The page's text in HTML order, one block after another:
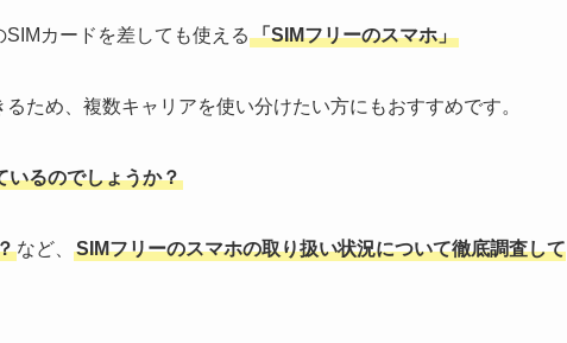
カードを差しても使える 「SIMフリーのスマホ」
ため、複数キャリアを使い分けたい方にもおすすめです。
いるのでしょうか？
など、
SIMフリーのスマホの取り扱い状況について徹底調査して